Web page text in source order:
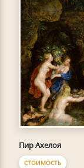
Пир Ахелоя
СТОИМОСТЬ